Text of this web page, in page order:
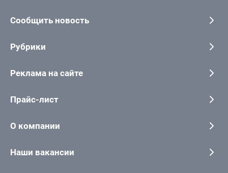
Сообщить новость
Рубрики
Реклама на сайте
Прайс-лист
О компании
Наши вакансии